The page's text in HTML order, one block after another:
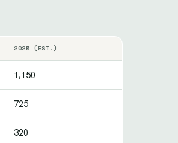
2025 (EST.)
1,150
725
320